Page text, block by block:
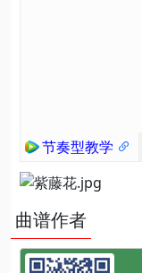
节奏型教学
曲谱作者